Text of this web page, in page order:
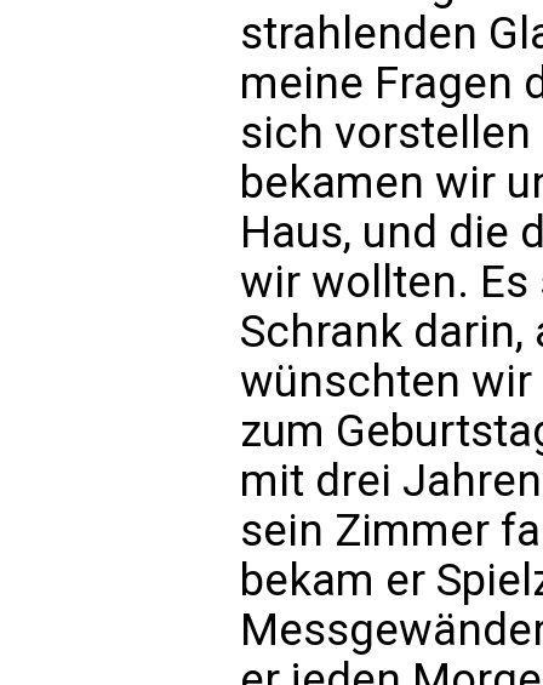
strahlenden
meine Fragen
sich vorstellen
bekamen wir
Haus, und die
wir wollten.
Schrank
wünschten wir
zum
mit drei
sein Zimmer
bekam er